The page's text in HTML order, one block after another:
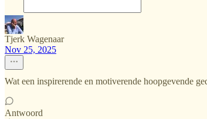
Tjerk Wagenaar
Nov 25, 2025
Wat een inspirerende en motiverende hoopgevende
Antwoord